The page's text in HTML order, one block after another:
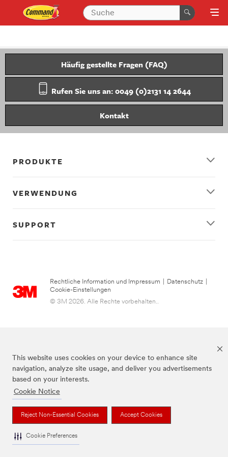
This website uses cookies on your device to enhance site
navigation, analyze site usage, and deliver you advertisements
based on your interests.
Cookie Notice
Reject Non-Essential Cookies Accept Cookies
Cookie Preferences
Häufig gestellte Fragen (FAQ)
Rufen Sie uns an: 0049 (0)2131 14 2644
Kontakt
PRODUKTE
VERWENDUNG
SUPPORT
Rechtliche Information und Impressum Datenschutz
Cookie-Einstellungen
© 3M 2026. Alle Rechte vorbehalten..
die Marke Command™ ist eine Marke von 3M.